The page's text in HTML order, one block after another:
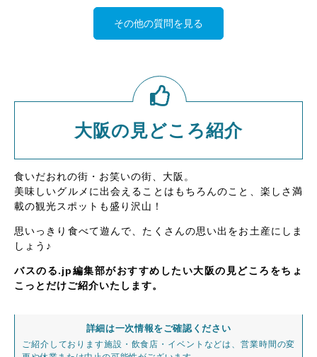
その他の質問を見る
大阪の見どころ紹介
食いだおれの街・お笑いの街、大阪。
美味しいグルメに出会えることはもちろんのこと、楽しさ満
載の観光スポットも盛り沢山！
思いっきり食べて遊んで、たくさんの思い出をお土産にしま
しょう♪
バスのる.jp編集部がおすすめしたい大阪の見どころをちょ
こっとだけご紹介いたします。
詳細は一次情報をご確認ください
ご紹介しております施設・飲食店・イベントなどは、営業時間の変